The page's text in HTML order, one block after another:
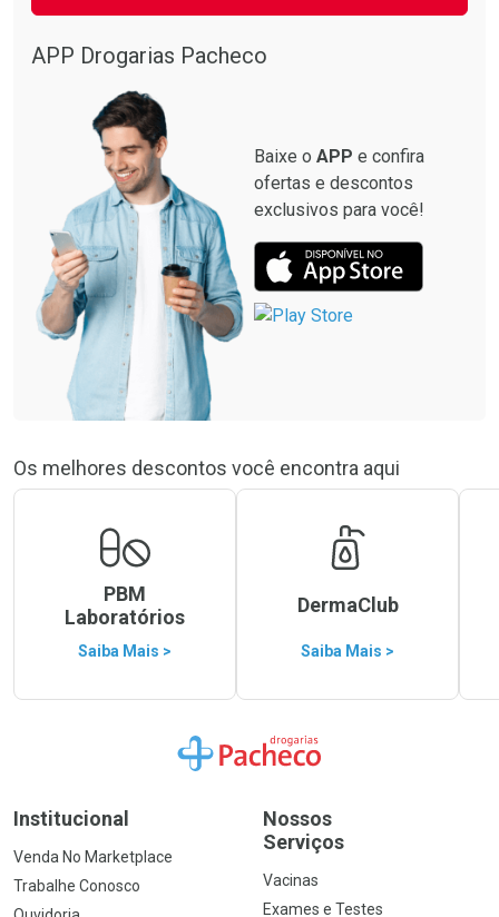
APP Drogarias Pacheco
Baixe o APP e confira
ofertas e descontos
exclusivos para você!
Os melhores descontos você encontra aqui
PBM
Laboratórios
Saiba Mais >
DermaClub
Saiba Mais >
Ir para a Home
Institucional
Venda No Marketplace
Trabalhe Conosco
Nossos
Serviços
Vacinas
Exames e Testes